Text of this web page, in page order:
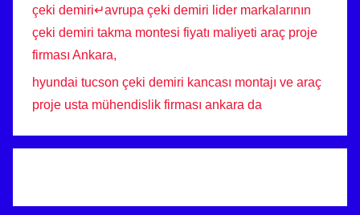
çeki demiri↵avrupa çeki demiri lider markalarının
çeki demiri takma montesi fiyatı maliyeti araç proje
firması Ankara,
hyundai tucson çeki demiri kancası montajı ve araç
proje usta mühendislik firması ankara da